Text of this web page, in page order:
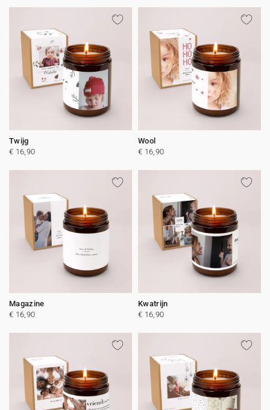
Twijg
€ 16,90
Wool
€ 16,90
Magazine
€ 16,90
Kwatrijn
€ 16,90